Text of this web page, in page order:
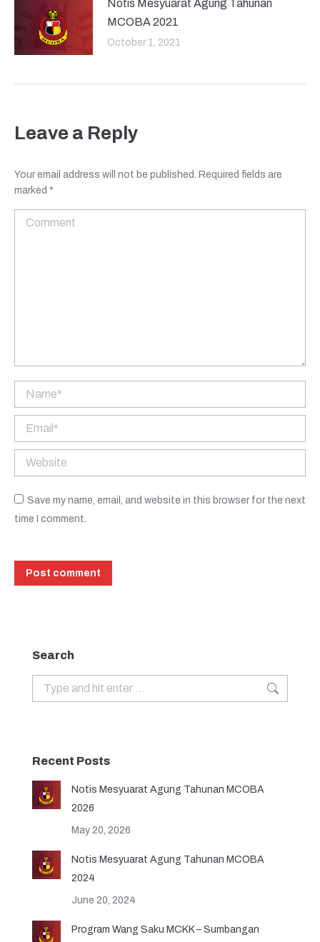
Notis Mesyuarat Agung Tahunan
MCOBA 2021
October 1, 2021
Leave a Reply
Your email address will not be published. Required fields are
marked *
Comment
Name *
Email *
Website
Save my name, email, and website in this browser for the next
time I comment.
Post comment
Search
Recent Posts
Notis Mesyuarat Agung Tahunan MCOBA
2026
May 20, 2026
Notis Mesyuarat Agung Tahunan MCOBA
2024
June 20, 2024
Program Wang Saku MCKK – Sumbangan